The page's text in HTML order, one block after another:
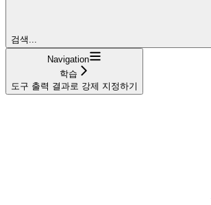
검색...
Navigation
학습
도구 출력 결과로 강제 지정하기